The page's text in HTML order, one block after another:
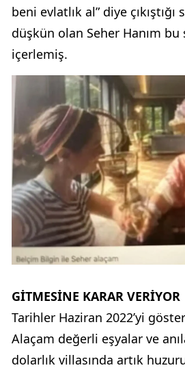
beni evlatlık al” diye
düşkün olan Seher Hanım bu
içerlemiş.
GİTMESİNE KARAR VERİYOR
Tarihler Haziran 2022’yi
Alaçam değerli eşyalar ve
dolarlık villasında artık